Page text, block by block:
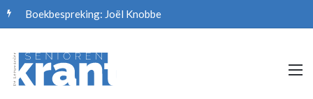
Boekbespreking: Joël Knobbe